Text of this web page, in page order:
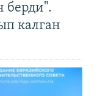
берди".
калган